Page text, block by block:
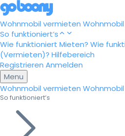
Wohnmobil vermieten
So funktioniert’s
Wie funktioniert Mieten? Wie
(Vermieten)? Hilfebereich
Registrieren Anmelden
Menu
Wohnmobil vermieten
So funktioniert’s